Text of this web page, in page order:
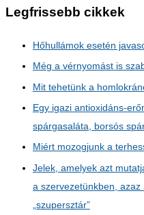
Legfrissebb cikkek
Hőhullámok esetén
Még a vérnyomást is
Mit tehetünk a
Egy igazi antioxidáns-
spárgasaláta, borsós
Miért mozogjunk a
Jelek, amelyek azt
a szervezetünkben,
„szupersztár”